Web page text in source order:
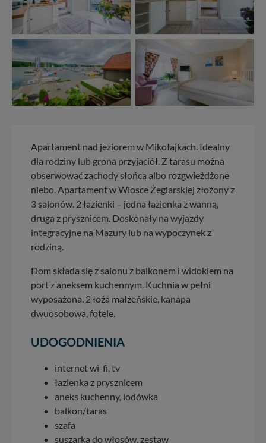
Apartament nad jeziorem w Mikołajkach. Idealny
dla rodziny lub grona przyjaciół. Z tarasu można
obserwować zachody słońca albo rozgwieżdżone
niebo. Apartament w Wiosce Żeglarskiej złożony z
3 salonów. 2 łazienki – jedna łazienka z wanną,
druga z prysznicem. Doskonały na wyjazdy
integracyjne na Mazury lub na wypoczynek z
rodziną.
Dom składa się z salonu z balkonem i widokiem na
port z aneksem kuchennym. Kuchnia w pełni
wyposażona. 2 łoża małżeńskie, kanapa
dwuosobowa, fotele.
UDOGODNIENIA
internet wi-fi, tv
łazienka z prysznicem
aneks kuchenny, lodówka
balkon/taras
szafa
suszarka do włosów, zestaw